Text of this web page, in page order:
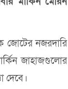
জোটের নজরদারি
জাহাজগুলোর
দেবে।